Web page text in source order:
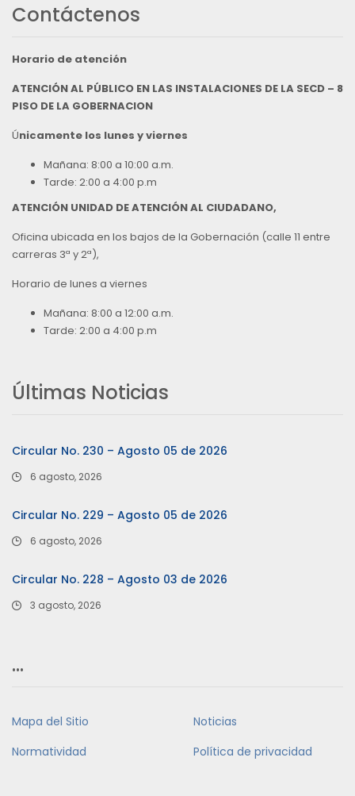
Contáctenos
Horario de atención
ATENCIÓN AL PÚBLICO EN LAS INSTALACIONES DE LA SECD – 8
PISO DE LA GOBERNACION
Únicamente los lunes y viernes
Mañana: 8:00 a 10:00 a.m.
Tarde: 2:00 a 4:00 p.m
ATENCIÓN UNIDAD DE ATENCIÓN AL CIUDADANO,
Oficina ubicada en los bajos de la Gobernación (calle 11 entre
carreras 3ª y 2ª),
Horario de lunes a viernes
Mañana: 8:00 a 12:00 a.m.
Tarde: 2:00 a 4:00 p.m
Últimas Noticias
Circular No. 230 – Agosto 05 de 2026
6 agosto, 2026
Circular No. 229 – Agosto 05 de 2026
6 agosto, 2026
Circular No. 228 – Agosto 03 de 2026
3 agosto, 2026
…
Mapa del Sitio
Noticias
Normatividad
Política de privacidad